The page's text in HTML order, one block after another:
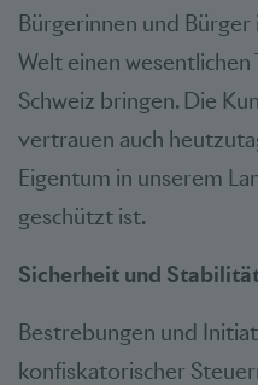
Bürgerinnen und
Welt einen wesentlichen
Schweiz bringen. Die
vertrauen auch
Eigentum in unserem
geschützt ist.
Sicherheit und
Bestrebungen und
konfiskatorischer